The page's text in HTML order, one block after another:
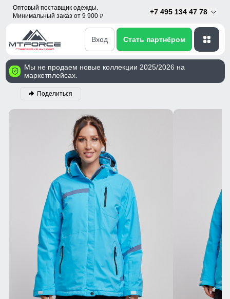
Оптовый поставщик одежды.
Минимальный заказ от 9 900 p
+7 495 134 47 78
Вход Стать партнёром
Мы не продаем новые коллекции 2025/2026 на
маркетплейсах.
Поделиться